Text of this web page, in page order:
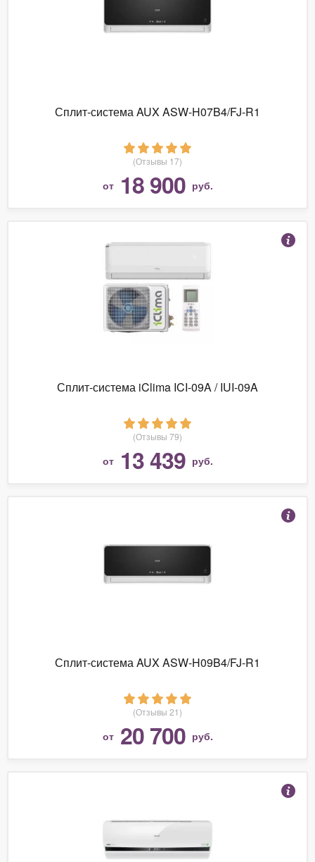
Сплит-система AUX ASW-H07B4/FJ-R1
(Отзывы 17)
от 18 900 руб.
Сплит-система iClima ICI-09A / IUI-09A
(Отзывы 79)
от 13 439 руб.
Сплит-система AUX ASW-H09B4/FJ-R1
(Отзывы 21)
от 20 700 руб.